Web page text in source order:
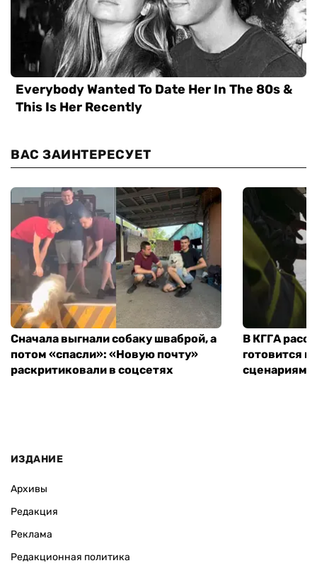
ВАС ЗАИНТЕРЕСУЕТ
Сначала выгнали собаку шваброй, а
потом «спасли»: «Новую почту»
раскритиковали в соцсетях
В КГГА
готовится
сценариям
ИЗДАНИЕ
Архивы
Редакция
Реклама
Редакционная политика